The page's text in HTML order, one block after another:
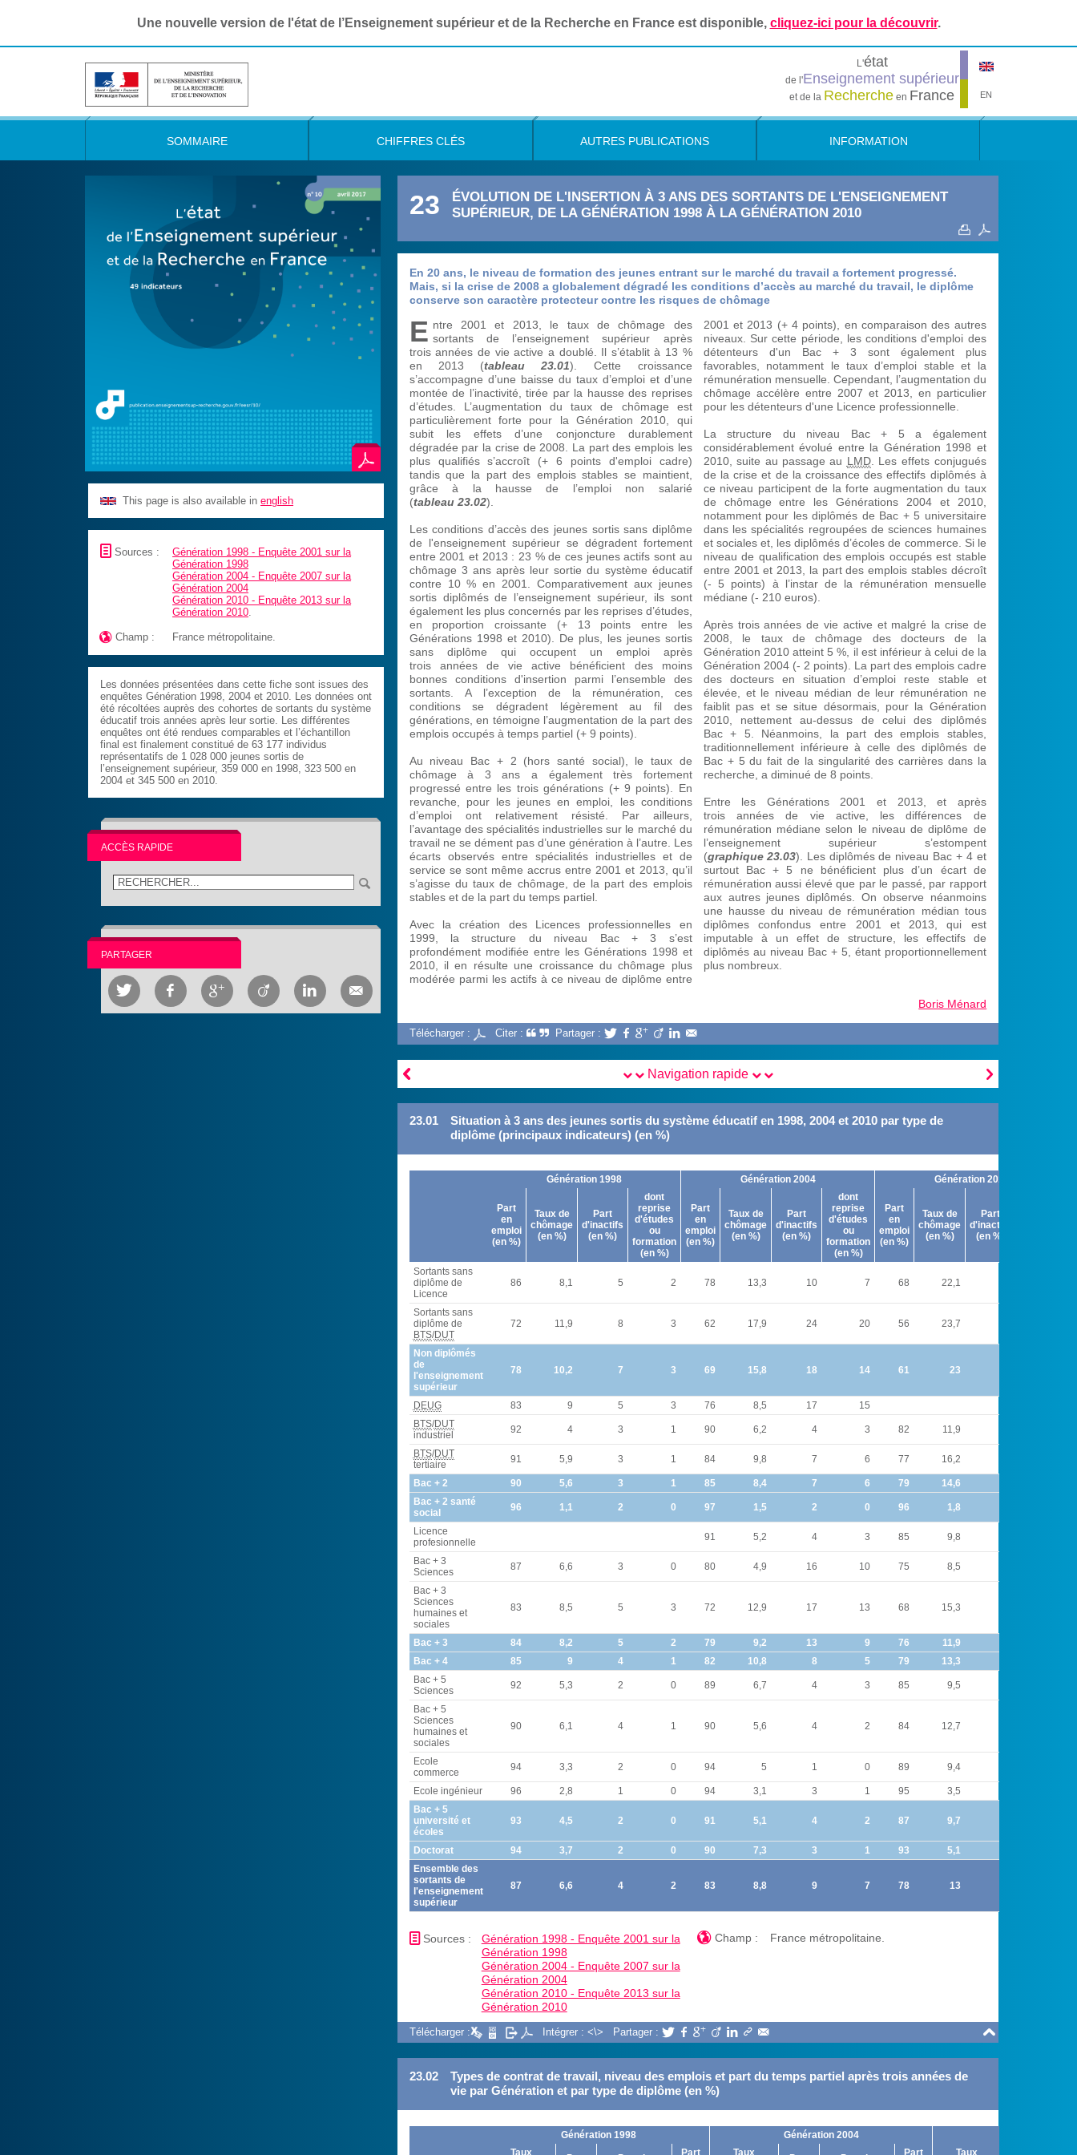
Une nouvelle version de l'état de l’Enseignement supérieur et de la Recherche en France est disponible, cliquez-ici pour la découvrir.
EN
L'état
de l'Enseignement supérieur
et de la Recherche en France
SOMMAIRE CHIFFRES CLÉS AUTRES PUBLICATIONS INFORMATION
This page is also available inenglish
📄 Sources :
Génération 1998 - Enquête 2001 sur la
Génération 1998
Génération 2004 - Enquête 2007 sur la
Génération 2004
Génération 2010 - Enquête 2013 sur la
Génération 2010.
 Champ : France métropolitaine.
Les données présentées dans cette fiche sont issues des
enquêtes Génération 1998, 2004 et 2010. Les données ont
été récoltées auprès des cohortes de sortants du système
éducatif trois années après leur sortie. Les différentes
enquêtes ont été rendues comparables et l’échantillon
final est finalement constitué de 63 177 individus
représentatifs de 1 028 000 jeunes sortis de
l’enseignement supérieur, 359 000 en 1998, 323 500 en
2004 et 345 500 en 2010.
ACCÈS RAPIDE
PARTAGER
     
23
ÉVOLUTION DE L'INSERTION À 3 ANS DES SORTANTS DE L'ENSEIGNEMENT
SUPÉRIEUR, DE LA GÉNÉRATION 1998 À LA GÉNÉRATION 2010
En 20 ans, le niveau de formation des jeunes entrant sur le marché du travail a fortement progressé.
Mais, si la crise de 2008 a globalement dégradé les conditions d’accès au marché du travail, le diplôme
conserve son caractère protecteur contre les risques de chômage
E ntre 2001 et 2013, le taux de chômage des
sortants de l’enseignement supérieur après
trois années de vie active a doublé. Il s’établit à 13 %
en 2013 (tableau 23.01). Cette croissance
s’accompagne d’une baisse du taux d’emploi et d’une
montée de l’inactivité, tirée par la hausse des reprises
d’études. L’augmentation du taux de chômage est
particulièrement forte pour la Génération 2010, qui
subit les effets d’une conjoncture durablement
dégradée par la crise de 2008. La part des emplois les
plus qualifiés s’accroît (+ 6 points d'emploi cadre)
tandis que la part des emplois stables se maintient,
grâce à la hausse de l’emploi non salarié
(tableau 23.02).
Les conditions d’accès des jeunes sortis sans diplôme
de l'enseignement supérieur se dégradent fortement
entre 2001 et 2013 : 23 % de ces jeunes actifs sont au
chômage 3 ans après leur sortie du système éducatif
contre 10 % en 2001. Comparativement aux jeunes
sortis diplômés de l’enseignement supérieur, ils sont
également les plus concernés par les reprises d’études,
en proportion croissante (+ 13 points entre les
Générations 1998 et 2010). De plus, les jeunes sortis
sans diplôme qui occupent un emploi après
trois années de vie active bénéficient des moins
bonnes conditions d'insertion parmi l’ensemble des
sortants. A l’exception de la rémunération, ces
conditions se dégradent légèrement au fil des
générations, en témoigne l’augmentation de la part des
emplois occupés à temps partiel (+ 9 points).
Au niveau Bac + 2 (hors santé social), le taux de
chômage à 3 ans a également très fortement
progressé entre les trois générations (+ 9 points). En
revanche, pour les jeunes en emploi, les conditions
d’emploi ont relativement résisté. Par ailleurs,
l’avantage des spécialités industrielles sur le marché du
travail ne se dément pas d’une génération à l’autre. Les
écarts observés entre spécialités industrielles et de
service se sont même accrus entre 2001 et 2013, qu’il
s’agisse du taux de chômage, de la part des emplois
stables et de la part du temps partiel.
Avec la création des Licences professionnelles en
1999, la structure du niveau Bac + 3 s’est
profondément modifiée entre les Générations 1998 et
2010, il en résulte une croissance du chômage plus
modérée parmi les actifs à ce niveau de diplôme entre
2001 et 2013 (+ 4 points), en comparaison des autres
niveaux. Sur cette période, les conditions d'emploi des
détenteurs d'un Bac + 3 sont également plus
favorables, notamment le taux d’emploi stable et la
rémunération mensuelle. Cependant, l’augmentation du
chômage accélère entre 2007 et 2013, en particulier
pour les détenteurs d'une Licence professionnelle.
La structure du niveau Bac + 5 a également
considérablement évolué entre la Génération 1998 et
2010, suite au passage au LMD. Les effets conjugués
de la crise et de la croissance des effectifs diplômés à
ce niveau participent de la forte augmentation du taux
de chômage entre les Générations 2004 et 2010,
notamment pour les diplômés de Bac + 5 universitaire
dans les spécialités regroupées de sciences humaines
et sociales et, les diplômés d’écoles de commerce. Si le
niveau de qualification des emplois occupés est stable
entre 2001 et 2013, la part des emplois stables décroît
(- 5 points) à l’instar de la rémunération mensuelle
médiane (- 210 euros).
Après trois années de vie active et malgré la crise de
2008, le taux de chômage des docteurs de la
Génération 2010 atteint 5 %, il est inférieur à celui de la
Génération 2004 (- 2 points). La part des emplois cadre
des docteurs en situation d’emploi reste stable et
élevée, et le niveau médian de leur rémunération ne
faiblit pas et se situe désormais, pour la Génération
2010, nettement au-dessus de celui des diplômés
Bac + 5. Néanmoins, la part des emplois stables,
traditionnellement inférieure à celle des diplômés de
Bac + 5 du fait de la singularité des carrières dans la
recherche, a diminué de 8 points.
Entre les Générations 2001 et 2013, et après
trois années de vie active, les différences de
rémunération médiane selon le niveau de diplôme de
l’enseignement supérieur s’estompent
(graphique 23.03). Les diplômés de niveau Bac + 4 et
surtout Bac + 5 ne bénéficient plus d’un écart de
rémunération aussi élevé que par le passé, par rapport
aux autres jeunes diplômés. On observe néanmoins
une hausse du niveau de rémunération médian tous
diplômes confondus entre 2001 et 2013, qui est
imputable à un effet de structure, les effectifs de
diplômés au niveau Bac + 5, étant proportionnellement
plus nombreux.
Boris Ménard
Télécharger : Citer : Partager :      
 
Navigation rapide
23.01
Situation à 3 ans des jeunes sortis du système éducatif en 1998, 2004 et 2010 par type de
diplôme (principaux indicateurs) (en %)
Génération 1998 Génération 2004 Génération 2010
Part
en
emploi
(en %)
Taux de
chômage
(en %)
Part
d'inactifs
(en %)
dont
reprise
d'études
ou
formation
(en %)
Part
en
emploi
(en %)
Taux de
chômage
(en %)
Part
d'inactifs
(en %)
dont
reprise
d'études
ou
formation
(en %)
Part
en
emploi
(en %)
Taux de
chômage
(en %)
Part
d'inactifs
(en %)
Sortants sans
diplôme de
Licence
86 8,1 5 2 78 13,3 10 7 68 22,1
Sortants sans
diplôme de
BTS/DUT
72 11,9 8 3 62 17,9 24 20 56 23,7
Non diplômés
de
l'enseignement
supérieur
78 10,2 7 3 69 15,8 18 14 61 23
DEUG 83 9 5 3 76 8,5 17
15
BTS/DUT
industriel
92 4 3 1 90 6,2 4 3 82 11,9
BTS/DUT
tertiaire
91 5,9 3 1 84 9,8 7 6 77 16,2
Bac + 2 90 5,6 3 1 85 8,4 7 6 79 14,6
Bac + 2 santé
social
96 1,1 2 0 97 1,5 2 0 96 1,8
Licence
profesionnelle
91 5,2 4 3 85 9,8
Bac + 3
Sciences
87 6,6 3 0 80 4,9 16 10 75 8,5
Bac + 3
Sciences
humaines et
sociales
83 8,5 5 3 72 12,9 17 13 68 15,3
Bac + 3 84 8,2 5 2 79 9,2 13 9 76 11,9
Bac + 4
85 9 4 1 82 10,8 8 5 79 13,3
Bac + 5
Sciences
92 5,3 2 0 89 6,7 4 3 85 9,5
Bac + 5
Sciences
humaines et
sociales
90 6,1 4 1 90 5,6 4 2 84 12,7
Ecole
commerce
94 3,3 2 0 94 5 1 0 89 9,4
Ecole ingénieur 96 2,8 1 0 94 3,1 3 1 95 3,5
Bac + 5
université et
écoles
93 4,5 2 0 91 5,1 4 2 87 9,7
Doctorat 94 3,7 2 0 90 7,3 3 1 93 5,1
Ensemble des
sortants de
l'enseignement
supérieur
87 6,6 4 2 83 8,8 9 7 78 13
📄 Sources :
Génération 1998 - Enquête 2001 sur la
Génération 1998
Génération 2004 - Enquête 2007 sur la
Génération 2004
Génération 2010 - Enquête 2013 sur la
Génération 2010
Champ : France métropolitaine.

Télécharger : Intégrer : <\> Partager :      
23.02
Types de contrat de travail, niveau des emplois et part du temps partiel après trois années de
vie par Génération et par type de diplôme (en %)
Génération 1998 Génération 2004
Taux
Part
Taux
Part
Taux